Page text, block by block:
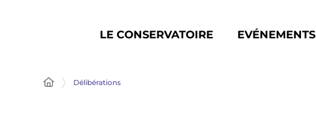
LE CONSERVATOIRE EVÉNEMENTS
Délibérations